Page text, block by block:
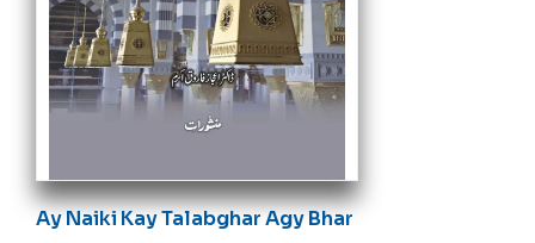
Ay Naiki Kay Talabghar Agy Bhar